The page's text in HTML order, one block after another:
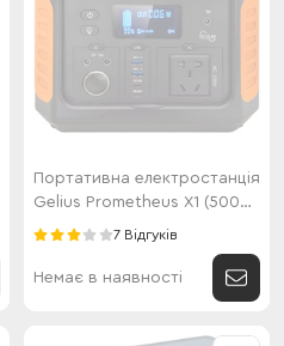
Портативна електростанція
Gelius Prometheus X1 (500
Вт)
7 Відгуків
Немає в наявності